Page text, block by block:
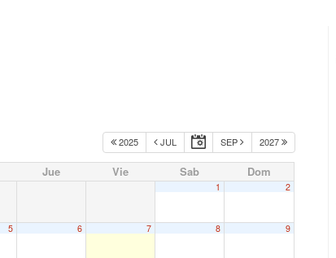
2025 JUL SEP 2027
Jue Vie Sab Dom
1 2
5 6 7 8 9